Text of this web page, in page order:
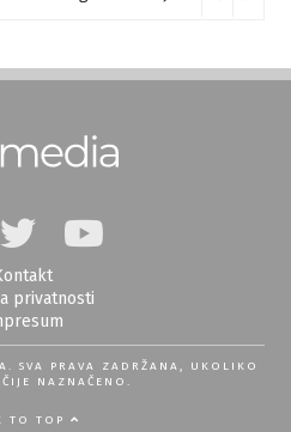
privatnosti
SVA PRAVA ZADRŽANA, UKOLIKO
NAZNAČENO.
TO TOP